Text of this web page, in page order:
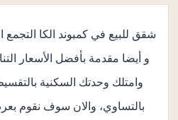
شقق للبيع في كمبوند الكا
و أيضا مقدمة بأفضل الأسعار
بالتساوي، والان سوف نقوم